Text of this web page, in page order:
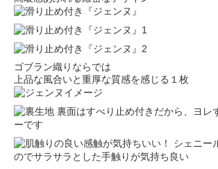
ゴブラン織りならでは
上品な風合いと重厚な質感を感じる１枚
裏面はすべり止め付きだから、ヨレ
ーです
シェニー
のでサラサラとした手触りが気持ち良い